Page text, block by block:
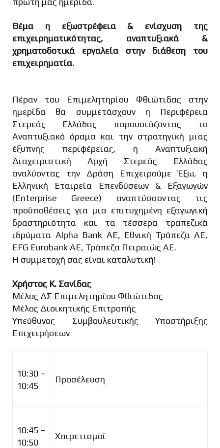
Θέμα η εξωστρέφεια & ενίσχυση της
επιχειρηματικότητας, αναπτυξιακά &
χρηματοδοτικά εργαλεία στην διάθεση του
επιχειρηματία.
Πέραν του Επιμελητηρίου Φθιώτιδας στην
ημερίδα θα συμμετάσχουν η Περιφέρεια
Στερεάς Ελλάδας παρουσιάζοντας το
Αναπτυξιακό όραμα και την στρατηγική μιας
έξυπνης περιφέρειας, η Αναπτυξιακή
Διαχειριστική Αρχή Στερεάς Ελλάδας
αναλύοντας την Δράση Επιχειρούμε Έξω, η
Ελληνική Εταιρεία Επενδύσεων & Εξαγωγών
(Enterprise Greece) αναπτύσσοντας τις
προϋποθέσεις για μια επιτυχημένη εξαγωγική
δραστηριότητα και τα τέσσερα τραπεζικά
ιδρύματα Alpha Bank AE, Εθνική Τράπεζα ΑΕ,
EFG Eurobank AE, Τράπεζα Πειραιώς ΑΕ.
Η συμμετοχή σας είναι καταλυτική!
Χρήστος Κ. Σανίδας
Μέλος ΔΣ Επιμελητηρίου Φθιώτιδας
Μέλος Διοικητικής Επιτροπής
Υπεύθυνος Συμβουλευτικής Υποστήριξης
Επιχειρήσεων
10:30 –
10:45
Προσέλευση
10:45 –
10:50
Χαιρετισμοί